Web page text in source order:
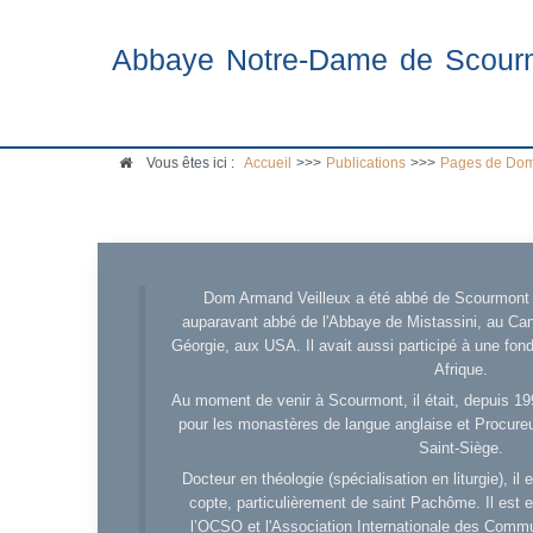
Abbaye Notre-Dame de
Vous êtes ici : Accueil >>> Publications >>> Pages de
Dom Armand Veilleux a été abbé de
auparavant abbé de l'Abbaye de Mistassini, au
Géorgie, aux USA. Il avait aussi participé à une
Afrique.
Au moment de venir à Scourmont, il était, depuis
pour les monastères de langue anglaise et
Saint-Siège.
Docteur en théologie (spécialisation en liturgie), il
copte, particulièrement de saint Pachôme. Il est
l’OCSO et l'Association Internationale des